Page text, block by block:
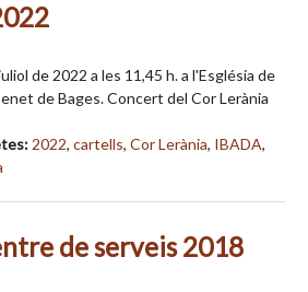
de 2022 a les 11,45 h. a l'Església de
de Bages. Concert del Cor Lerània
2022, cartells, Cor Lerània, IBADA,
de serveis 2018